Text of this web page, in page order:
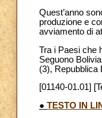
Quest’anno
produzione e
avviamento di
Tra i Paesi che
Seguono
(3), Repubblica
[01140-01.01]
● TESTO IN